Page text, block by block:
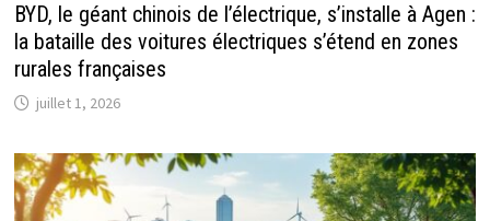
BYD, le géant chinois de l’électrique, s’installe à Agen :
la bataille des voitures électriques s’étend en zones
rurales françaises
juillet 1, 2026